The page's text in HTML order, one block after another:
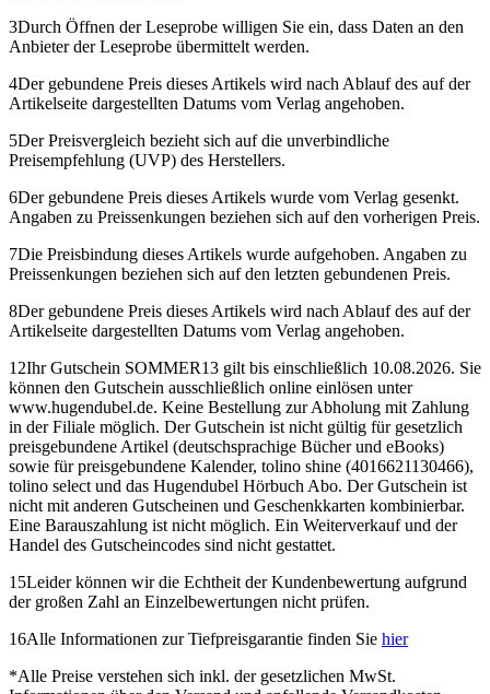
3Durch Öffnen der Leseprobe willigen Sie ein, dass Daten an den
Anbieter der Leseprobe übermittelt werden.
4Der gebundene Preis dieses Artikels wird nach Ablauf des auf der
Artikelseite dargestellten Datums vom Verlag angehoben.
5Der Preisvergleich bezieht sich auf die unverbindliche
Preisempfehlung (UVP) des Herstellers.
6Der gebundene Preis dieses Artikels wurde vom Verlag gesenkt.
Angaben zu Preissenkungen beziehen sich auf den vorherigen Preis.
7Die Preisbindung dieses Artikels wurde aufgehoben. Angaben zu
Preissenkungen beziehen sich auf den letzten gebundenen Preis.
8Der gebundene Preis dieses Artikels wird nach Ablauf des auf der
Artikelseite dargestellten Datums vom Verlag angehoben.
12Ihr Gutschein SOMMER13 gilt bis einschließlich 10.08.2026. Sie
können den Gutschein ausschließlich online einlösen unter
www.hugendubel.de. Keine Bestellung zur Abholung mit Zahlung
in der Filiale möglich. Der Gutschein ist nicht gültig für gesetzlich
preisgebundene Artikel (deutschsprachige Bücher und eBooks)
sowie für preisgebundene Kalender, tolino shine (4016621130466),
tolino select und das Hugendubel Hörbuch Abo. Der Gutschein ist
nicht mit anderen Gutscheinen und Geschenkkarten kombinierbar.
Eine Barauszahlung ist nicht möglich. Ein Weiterverkauf und der
Handel des Gutscheincodes sind nicht gestattet.
15Leider können wir die Echtheit der Kundenbewertung aufgrund
der großen Zahl an Einzelbewertungen nicht prüfen.
16Alle Informationen zur Tiefpreisgarantie finden Sie hier
*Alle Preise verstehen sich inkl. der gesetzlichen MwSt.